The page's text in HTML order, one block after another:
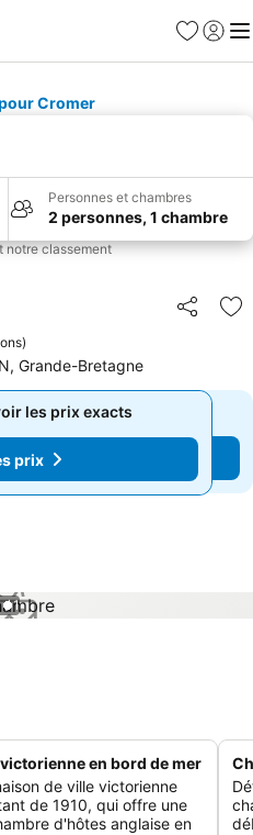
Favoris
Se
Cromer
Personnes et chambres
2 personnes, 1 chambre
notre classement
Partager
)
Grande-Bretagne
les prix exacts
les prix
les prix exacts
prix
/ 1
en bord de mer
de ville victorienne
de 1910, qui offre une
d'hôtes anglaise en